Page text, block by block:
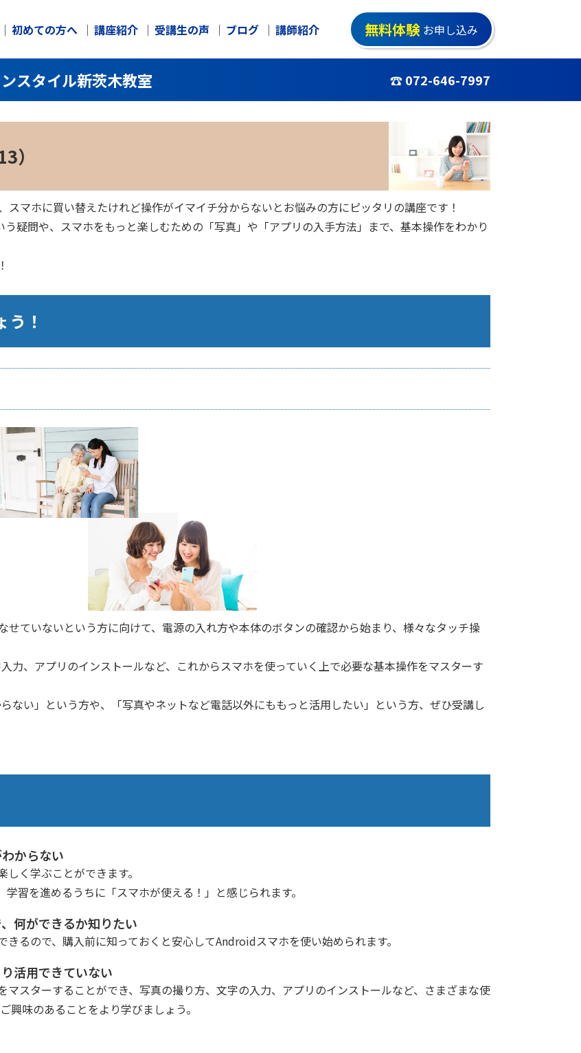
初めての方へ 講座紹介 受講生の声 ブログ 講師紹介 無料体験 お申し込み
スタイル新茨木教室 ☎ 072-646-7997
）
マホに買い替えたけれど操作がイマイチ分からないとお悩みの方にピッタリの講座です！
疑問や、スマホをもっと楽しむための「写真」や「アプリの入手方法」まで、基本操作をわかり
！
ていないという方に向けて、電源の入れ方や本体のボタンの確認から始まり、様々なタッチ操
力、アプリのインストールなど、これからスマホを使っていく上で必要な基本操作をマスターす
ない」という方や、「写真やネットなど電話以外にももっと活用したい」という方、ぜひ受講し
からない
く学ぶことができます。
習を進めるうちに「スマホが使える！」と感じられます。
何ができるか知りたい
るので、購入前に知っておくと安心してAndroidスマホを使い始められます。
活用できていない
スターすることができ、写真の撮り方、文字の入力、アプリのインストールなど、さまざまな使
興味のあることをより学びましょう。